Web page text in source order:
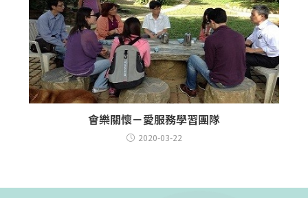
會樂關懷－愛服務學習團隊
2020-03-22